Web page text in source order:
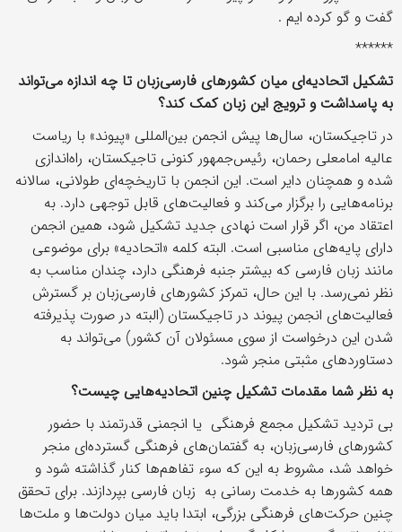
گفت و گو کرده ایم .
******
تشکیل اتحادیه‌ای میان کشورهای فارسی‌زبان تا چه اندازه می‌تواند
به پاسداشت و ترویج این زبان کمک کند؟
در تاجیکستان، سال‌ها پیش انجمن بین‌المللی «پیوند» با ریاست
عالیه امامعلی رحمان، رئیس‌جمهور کنونی تاجیکستان، راه‌اندازی
شده و همچنان دایر است. این انجمن با تاریخچه‌ای طولانی، سالانه
برنامه‌هایی را برگزار می‌کند و فعالیت‌های قابل توجهی دارد. به
اعتقاد من، اگر قرار است نهادی جدید تشکیل شود، همین انجمن
دارای پایه‌های مناسبی است. البته کلمه «اتحادیه» برای موضوعی
مانند زبان فارسی که بیشتر جنبه فرهنگی دارد، چندان مناسب به
نظر نمی‌رسد. با این حال، تمرکز کشورهای فارسی‌زبان بر گسترش
فعالیت‌های انجمن پیوند در تاجیکستان (البته در صورت پذیرفته
شدن این درخواست از سوی مسئولان آن کشور) می‌تواند به
دستاوردهای مثبتی منجر شود.
به نظر شما مقدمات تشکیل چنین اتحادیه‌هایی چیست؟
بی تردید تشکیل مجمع فرهنگی یا انجمنی قدرتمند با حضور
کشورهای فارسی‌زبان، به گفتمان‌های فرهنگی گسترده‌ای منجر
خواهد شد، مشروط به این که سوء تفاهم‌ها کنار گذاشته شود و
همه کشورها به خدمت رسانی به زبان فارسی بپردازند. برای تحقق
چنین حرکت‌های فرهنگی بزرگی، ابتدا باید میان دولت‌ها و ملت‌ها